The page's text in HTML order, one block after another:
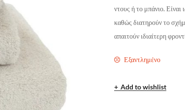
ντους ή το μπάνιο. Είναι
καθώς διατηρούν το
απαιτούν ιδιαίτερη
Εξαντλημένο
Add to wishlist